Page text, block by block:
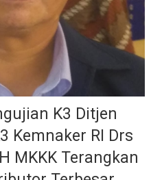
K3 Ditjen
Kemnaker RI Drs
MKKK Terangkan